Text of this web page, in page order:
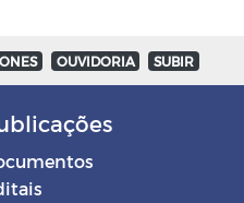
OUVIDORIA SUBIR